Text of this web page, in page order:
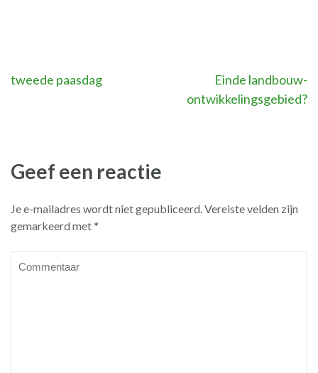
Bericht
tweede paasdag
Einde landbouw-
ontwikkelingsgebied?
Geef een reactie
Je e-mailadres wordt niet gepubliceerd.Vereiste velden zijn
gemarkeerd met*